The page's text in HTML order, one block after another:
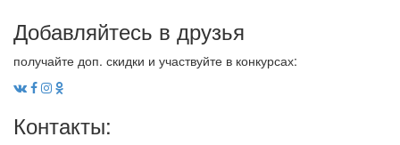
Добавляйтесь в друзья
получайте доп. скидки и участвуйте в конкурсах:
Контакты: